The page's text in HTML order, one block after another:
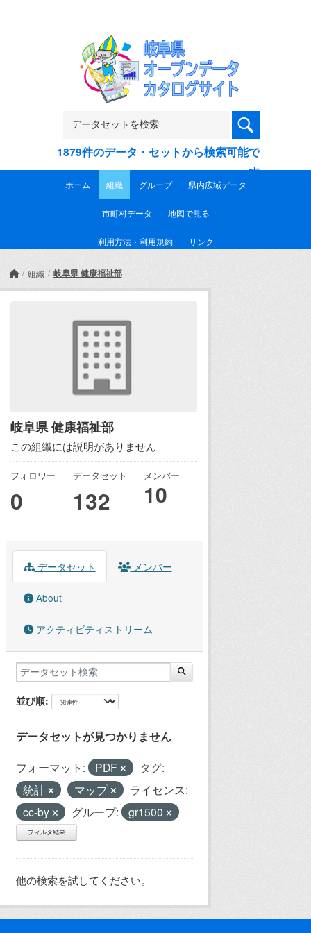
1879件のデータ・セットから検索可能で
す
ホーム 組織 グループ 県内広域データ
市町村データ 地図で見る
利用方法・利用規約 リンク
組織 岐阜県 健康福祉部
岐阜県 健康福祉部
この組織には説明がありません
フォロワー
0
データセット
132
メンバー
10
データセット メンバー
About
アクティビティストリーム
並び順
データセットが見つかりません
フォーマット: PDF
タグ:
統計
マップ
ライセンス:
cc-by
グループ: gr1500
フィルタ結果
他の検索を試してください。